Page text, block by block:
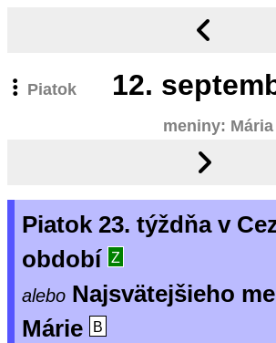
Piatok 12.
meniny: Mária
Piatok 23. týždňa v
období
Z
alebo Najsvätejšieho
Márie
B